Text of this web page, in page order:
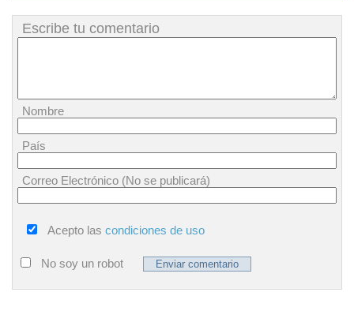
Escribe tu comentario
Nombre
País
Correo Electrónico (No se publicará)
Acepto las condiciones de uso
No soy un robot